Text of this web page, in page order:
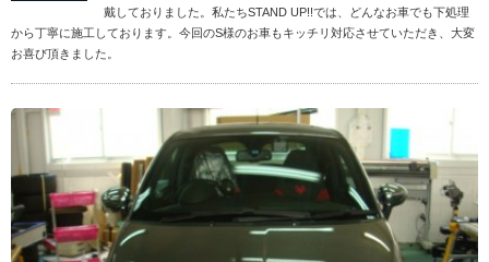
戴しておりました。私たちSTAND UP!!では、どんなお車でも下処理
から丁寧に施工しております。今回のS様のお車もキッチリ対応させていただき、大変
お喜び頂きました。